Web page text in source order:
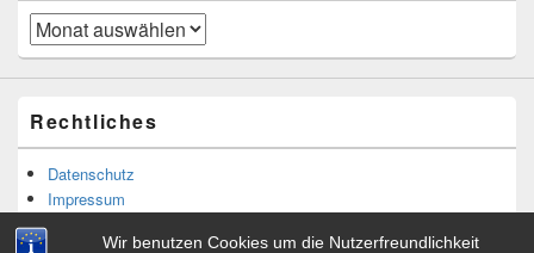
Wir benutzen Cookies um die Nutzerfreundlichkeit
Archiv
Rechtliches
Datenschutz
Impressum